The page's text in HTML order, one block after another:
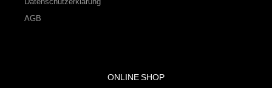
AGB
ONLINE SHOP